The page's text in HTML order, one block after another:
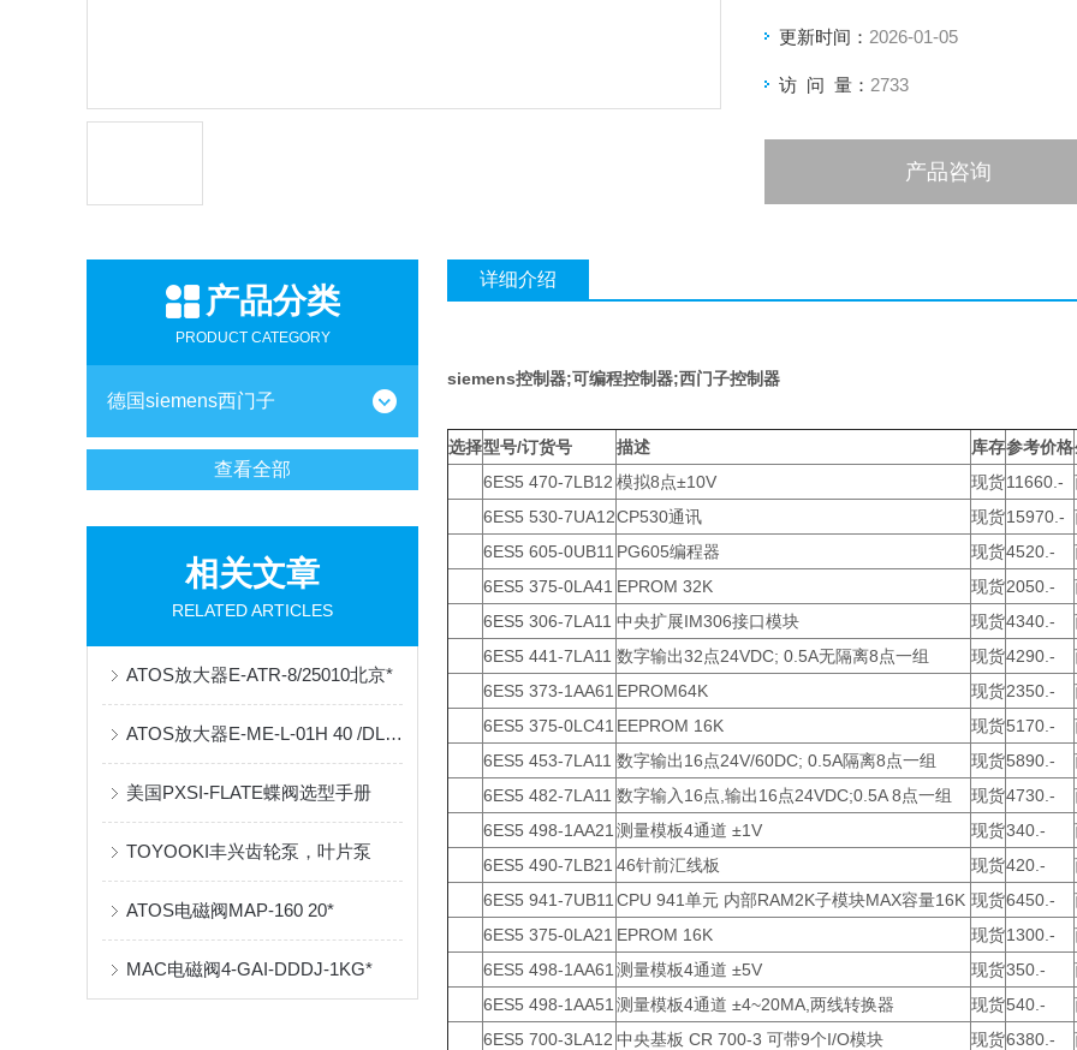
更新时间： 2026-01-05
访 问 量： 2733
产品咨询
产品分类
PRODUCT CATEGORY
德国siemens西门子
查看全部
相关文章
RELATED ARTICLES
ATOS放大器E-ATR-8/25010北京*
ATOS放大器E-ME-L-01H 40 /DL27SB安徽现货
美国PXSI-FLATE蝶阀选型手册
TOYOOKI丰兴齿轮泵，叶片泵
ATOS电磁阀MAP-160 20*
MAC电磁阀4-GAI-DDDJ-1KG*
详细介绍
siemens控制器;可编程控制器;西门子控制器
选择型号/订货号 描述 库存参考价格
6ES5 470-7LB12 模拟8点±10V 现货11660.-
6ES5 530-7UA12CP530通讯 现货15970.-
6ES5 605-0UB11 PG605编程器 现货4520.-
6ES5 375-0LA41 EPROM 32K 现货2050.-
6ES5 306-7LA11 中央扩展IM306接口模块 现货4340.-
6ES5 441-7LA11 数字输出32点24VDC; 0.5A无隔离8点一组 现货4290.-
6ES5 373-1AA61 EPROM64K 现货2350.-
6ES5 375-0LC41 EEPROM 16K 现货5170.-
6ES5 453-7LA11 数字输出16点24V/60DC; 0.5A隔离8点一组 现货5890.-
6ES5 482-7LA11 数字输入16点,输出16点24VDC;0.5A 8点一组 现货4730.-
6ES5 498-1AA21 测量模板4通道 ±1V 现货340.-
6ES5 490-7LB21 46针前汇线板 现货420.-
6ES5 941-7UB11 CPU 941单元 内部RAM2K子模块MAX容量16K 现货6450.-
6ES5 375-0LA21 EPROM 16K 现货1300.-
6ES5 498-1AA61 测量模板4通道 ±5V 现货350.-
6ES5 498-1AA51 测量模板4通道 ±4~20MA,两线转换器 现货540.-
6ES5 700-3LA12 中央基板 CR 700-3 可带9个I/O模块 现货6380.-